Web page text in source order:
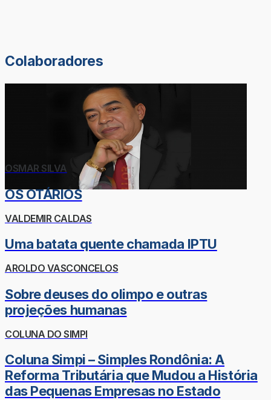
Colaboradores
OSMAR SILVA
OS OTÁRIOS
VALDEMIR CALDAS
Uma batata quente chamada IPTU
AROLDO VASCONCELOS
Sobre deuses do olimpo e outras
projeções humanas
COLUNA DO SIMPI
Coluna Simpi – Simples Rondônia: A
Reforma Tributária que Mudou a História
das Pequenas Empresas no Estado